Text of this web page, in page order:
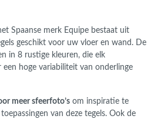
Spaanse merk Equipe bestaat uit
geschikt voor uw vloer en wand. De
in 8 rustige kleuren, die elk
hoge variabiliteit van onderlinge
meer sfeerfoto’s om inspiratie te
van deze tegels. Ook de